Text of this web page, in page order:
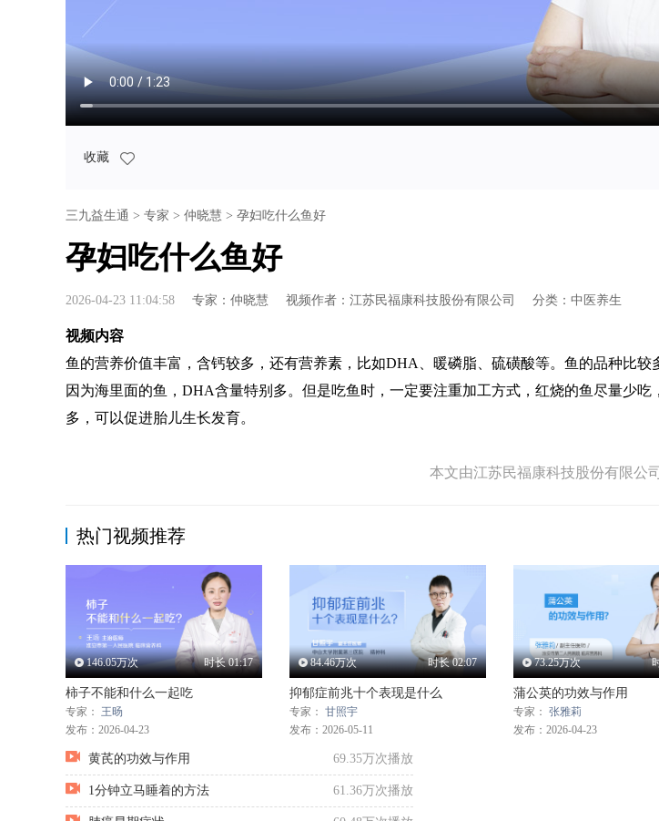
收藏
三九益生通 > 专家 > 仲晓慧 > 孕妇吃什么鱼好
孕妇吃什么鱼好
2026-04-23 11:04:58 专家： 仲晓慧 视频作者： 江苏民福康科技股份有限公司 分类： 中医养生
视频内容
鱼的营养价值丰富，含钙较多，还有营养素，比如DHA、暖磷脂、硫磺酸等。鱼的品种比较
因为海里面的鱼，DHA含量特别多。但是吃鱼时，一定要注重加工方式，红烧的鱼尽量少
多，可以促进胎儿生长发育。
本文由江苏民福康科技股份有限公
热门视频推荐
146.05万次 时长 01:17
柿子不能和什么一起吃
专家： 王旸
发布：2026-04-23
84.46万次 时长 02:07
抑郁症前兆十个表现是什么
专家： 甘照宇
发布：2026-05-11
73.25万次
蒲公英的功效与作用
专家： 张雅莉
发布：2026-04-23
69.35万次播放
黄芪的功效与作用
61.36万次播放
1分钟立马睡着的方法